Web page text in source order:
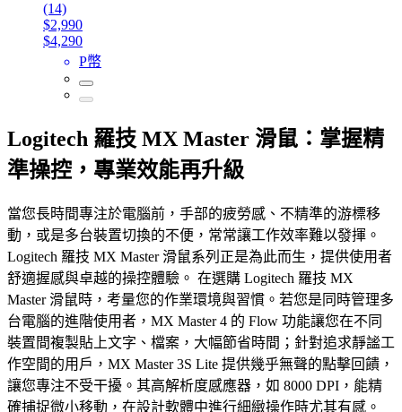
(14)
$2,990
$4,290
P幣
Logitech 羅技 MX Master 滑鼠：掌握精
準操控，專業效能再升級
當您長時間專注於電腦前，手部的疲勞感、不精準的游標移
動，或是多台裝置切換的不便，常常讓工作效率難以發揮。
Logitech 羅技 MX Master 滑鼠系列正是為此而生，提供使用者
舒適握感與卓越的操控體驗。 在選購 Logitech 羅技 MX
Master 滑鼠時，考量您的作業環境與習慣。若您是同時管理多
台電腦的進階使用者，MX Master 4 的 Flow 功能讓您在不同
裝置間複製貼上文字、檔案，大幅節省時間；針對追求靜謐工
作空間的用戶，MX Master 3S Lite 提供幾乎無聲的點擊回饋，
讓您專注不受干擾。其高解析度感應器，如 8000 DPI，能精
確捕捉微小移動，在設計軟體中進行細緻操作時尤其有感。